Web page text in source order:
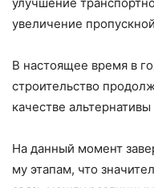
увеличение
В настоящее время в
строительство
качестве
На данный момент
му этапам, что